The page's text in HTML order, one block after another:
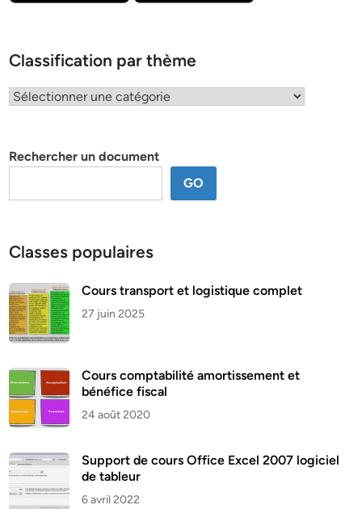
Classification par thème
Classification
Rechercher un document
GO
Classes populaires
Cours transport et logistique complet
27 juin 2025
Cours comptabilité amortissement et
bénéfice fiscal
24 août 2020
Support de cours Office Excel 2007 logiciel
de tableur
6 avril 2022